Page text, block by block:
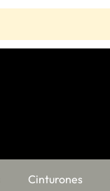
Cinturones